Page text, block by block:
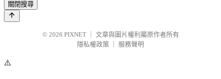
關閉搜尋
© 2026 PIXNET
文章與圖片權利屬原作者所有
隱私權政策
服務聲明
⚠️